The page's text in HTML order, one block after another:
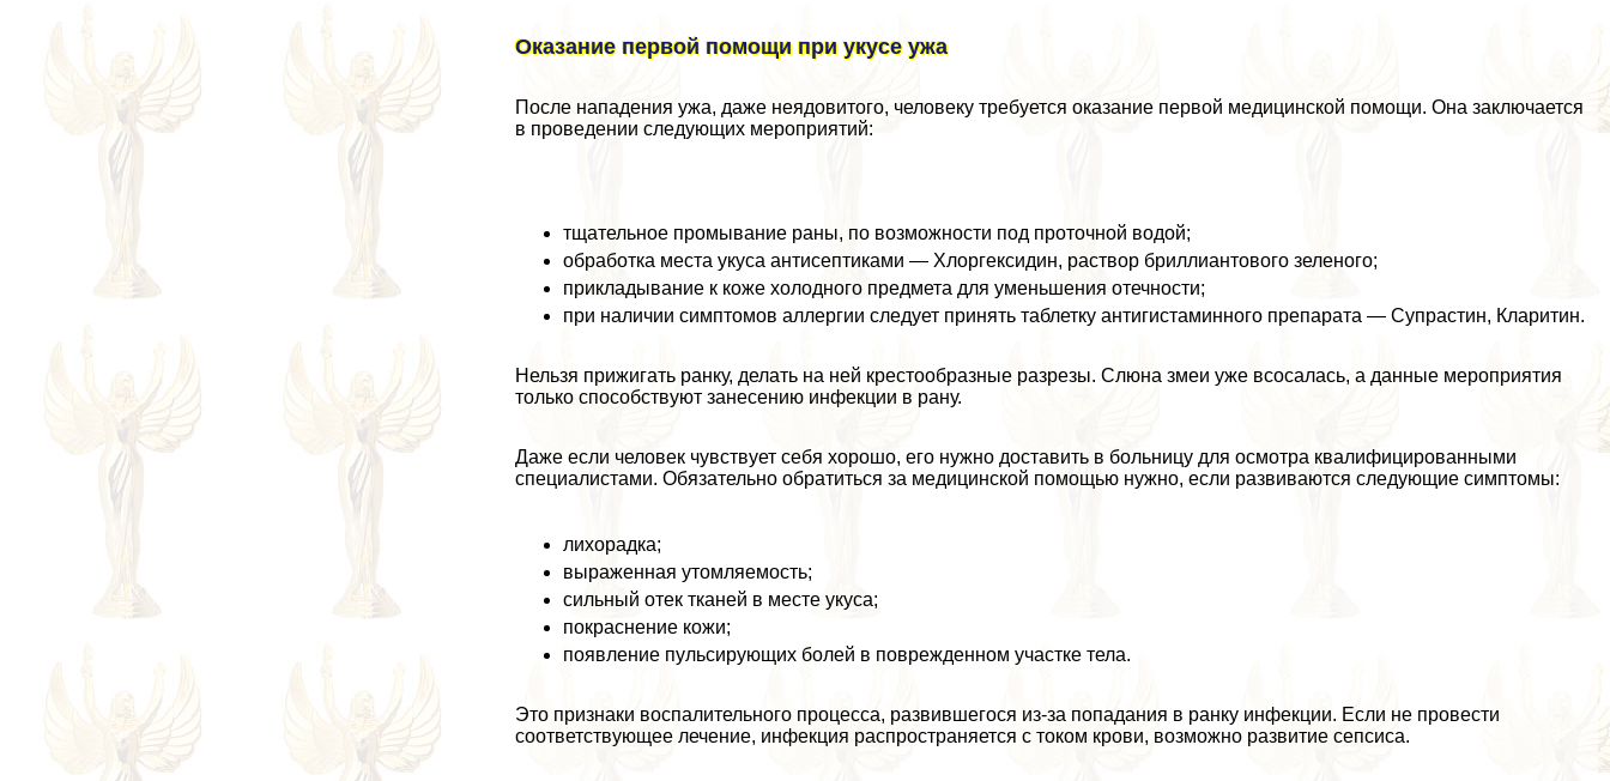
Оказание первой помощи при укусе ужа
После нападения ужа, даже неядовитого, человеку требуется оказание первой медицинской помощи. Она заключается
в проведении следующих мероприятий:
тщательное промывание раны, по возможности под проточной водой;
обработка места укуса антисептиками — Хлоргексидин, раствор бриллиантового зеленого;
прикладывание к коже холодного предмета для уменьшения отечности;
при наличии симптомов аллергии следует принять таблетку антигистаминного препарата — Супрастин, Кларитин.
Нельзя прижигать ранку, делать на ней крестообразные разрезы. Слюна змеи уже всосалась, а данные мероприятия
только способствуют занесению инфекции в рану.
Даже если человек чувствует себя хорошо, его нужно доставить в больницу для осмотра квалифицированными
специалистами. Обязательно обратиться за медицинской помощью нужно, если развиваются следующие симптомы:
лихорадка;
выраженная утомляемость;
сильный отек тканей в месте укуса;
покраснение кожи;
появление пульсирующих болей в поврежденном участке тела.
Это признаки воспалительного процесса, развившегося из-за попадания в ранку инфекции. Если не провести
соответствующее лечение, инфекция распространяется с током крови, возможно развитие сепсиса.